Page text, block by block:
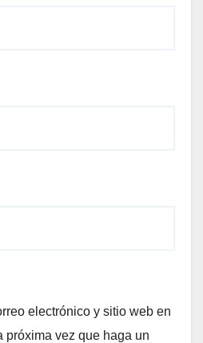
electrónico y sitio web en
próxima vez que haga un